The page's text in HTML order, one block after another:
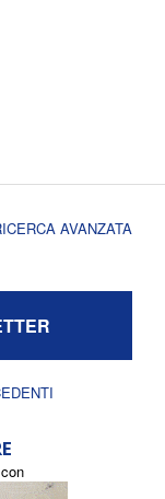
AVANZATA